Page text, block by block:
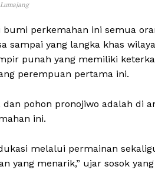
perkemahan ini semua
sampai yang langka khas
punah yang memiliki
perempuan pertama ini.
pohon pronojiwo adalah di
ini.
melalui permainan
yang menarik,” ujar sosok